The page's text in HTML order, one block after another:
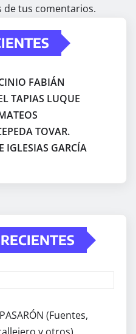
de tus comentarios.
FABIÁN
TAPIAS LUQUE
TOVAR.
IGLESIAS GARCÍA
(Fuentes,